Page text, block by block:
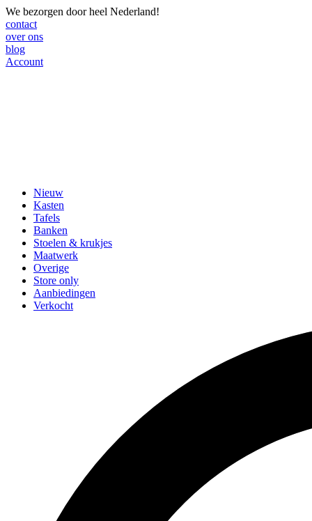
We bezorgen door heel Nederland!
contact
over ons
blog
Account
Nieuw
Kasten
Tafels
Banken
Stoelen & krukjes
Maatwerk
Overige
Store only
Aanbiedingen
Verkocht